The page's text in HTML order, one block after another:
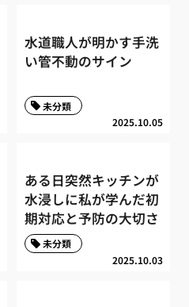
水道職人が明かす手洗
い管不動のサイン
2025.10.05
未分類
ある日突然キッチンが
水浸しに私が学んだ初
期対応と予防の大切さ
2025.10.03
未分類